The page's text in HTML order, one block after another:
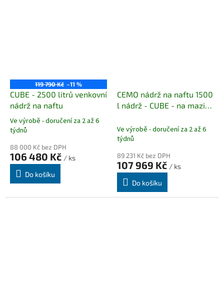
119 790 Kč –11 %
CUBE - 2500 litrů venkovní
nádrž na naftu
Průměrné
hodnocení
produktu
je
5,0
5
Ve výrobě - doručení za 2 až 6
týdnů
88 000 Kč bez DPH
106 480 Kč / ks
Do košíku
CEMO nádrž na naftu 1500
l nádrž - CUBE - na maziva
Ve výrobě - doručení za 2 až 6
týdnů
89 231 Kč bez DPH
107 969 Kč / ks
Do košíku